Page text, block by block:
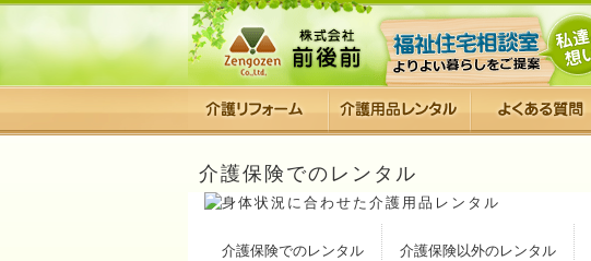
介護保険でのレンタル
介護保険でのレンタル 介護保険以外のレンタル